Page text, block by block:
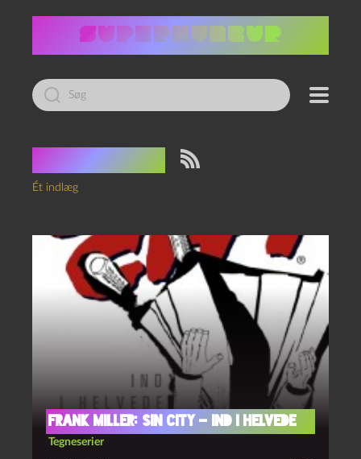
Led
efter:
Svagt
Ét indlæg
Frank Miller: Sin City – Ind i helvede
Tegneserier